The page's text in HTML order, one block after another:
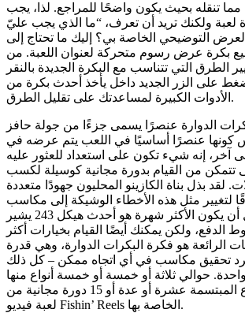
مما تنقله بحيث يكون واضحًا للمراجع. لذا، يجب
لعبة ولكنك تريد أن تعرف، “ما الذي يجب عليّ
التوضيحي الخاصة بي؟ إليك ما تحتاج إلى
بكرة عرض رسوم متحركة لعنوان اللعبة. من
الطرق التي تتناسب مع البكرة الجديدة بالنقر
على الزر الجديد داخل يأخذ أحدث بكرة من
الأدوات الكبيرة لمساعدتك على تقليل الطرق.
الدوارة عنصرًا يسمى جزءًا من جولة حافز
كونها عنصرًا أساسيًا في اللعب يتم عرضه في
آخر، إنه شيء تكون على استعداد للعثور عليه
تتمكن من القيام بدورة مجانية كوسيلة لكسب
لقد بذل بناة الكازينو المحليون جهودًا متعددة
لتغيير مثل هذه الأخطاء الوشيكة إلى مكاسب
مثيرة. من المحتمل أن يكون الأكثر شهرة هو أحدث هيكل 243 يشير
ولكن يمكنك أيضًا القيام بخيارات أكثر
الرائعة هو فكرة البكرات الدوارة، وهي قدرة
تحقيق مكاسب في أي اتجاه ممكن – كل ذلك
حوالي ثلاثة أو خمسة أو خمسة أنواع منها
تمنح سمكة أبو شراع المبتسمة عشرة أو عدة أو 15 دورة مجانية من
لعبة فيديو Fishin’ Reels الخاصة بها.